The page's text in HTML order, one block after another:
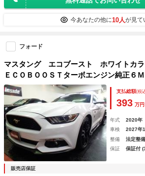
今あなたの他に10人が見て
フォード
マスタング エコブースト ホワイトカラ
ＥＣＯＢＯＯＳＴターボエンジン純正６
しマフラーテールＨ＆ＲサスＢＩＧキャリ
９ＡＷバックカメラＲソナースマートキー
支払総額(税
393 万円
年式 2020年
車検
2027年
整備
法定整
保証
保証付
販売店保証